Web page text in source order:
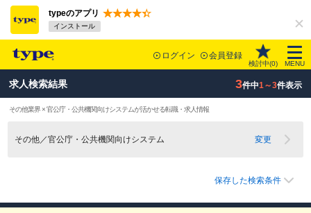
typeのアプリ
インストール
ログイン 会員登録
検討中(0) MENU
求人検索結果 3件中1～3件表示
その他業界 × 官公庁・公共機関向けシステムが活かせる転職・求人情報
その他／官公庁・公共機関向けシステム 変更
保存した検索条件